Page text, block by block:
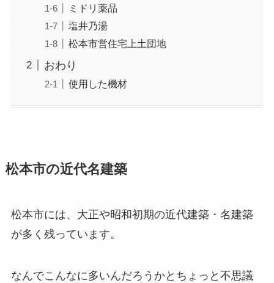
ミドリ薬品
塩井乃湯
松本市営住宅上土団地
おわり
使用した機材
松本市の近代名建築
松本市には、大正や昭和初期の近代建築・名建築
が多く残っています。
なんでこんなに多いんだろうかとちょっと不思議